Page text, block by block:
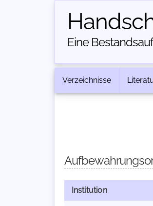
Eine
Verzeichnisse
Institution